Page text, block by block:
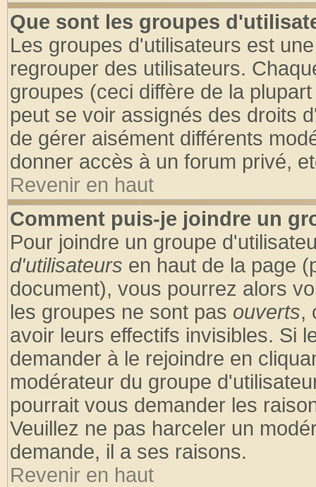
Que sont les groupes
Les groupes d'utilisateurs est
regrouper des utilisateurs.
groupes (ceci diffère de la
peut se voir assignés des droits
de gérer aisément différents
donner accès à un forum privé,
Revenir en haut
Comment puis-je joindre un
Pour joindre un groupe
d'utilisateurs en haut de la page
document), vous pourrez alors
les groupes ne sont pas ouverts,
avoir leurs effectifs invisibles. Si
demander à le rejoindre en
modérateur du groupe
pourrait vous demander les
Veuillez ne pas harceler un
demande, il a ses raisons.
Revenir en haut